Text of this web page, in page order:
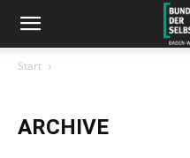
Start
ARCHIVE